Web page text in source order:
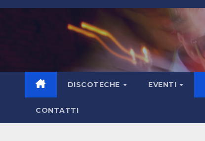
Salta
DISCOTECHE EVENTI
CONTATTI